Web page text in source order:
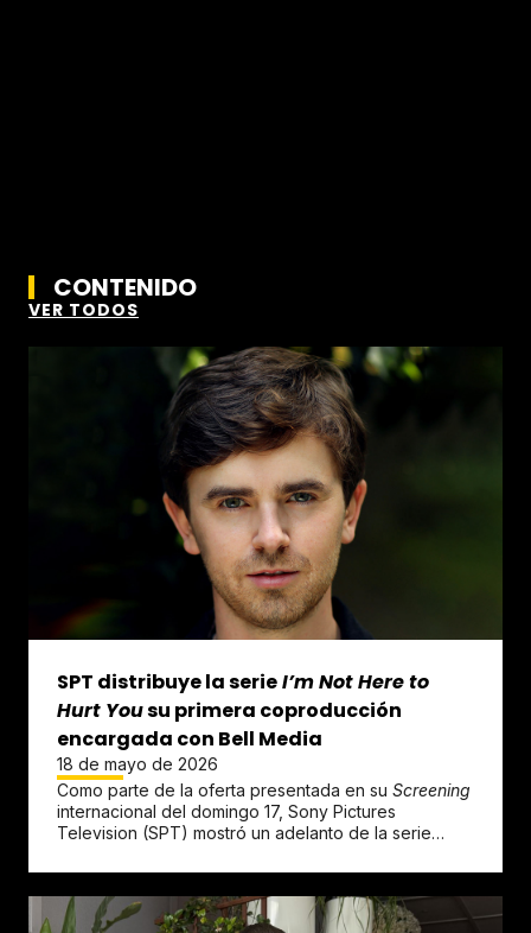
CONTENIDO
VER TODOS
SPT distribuye la serieI’m Not Here to
Hurt Yousu primera coproducción
encargada con Bell Media
18 de mayo de 2026
Como parte de la oferta presentada en su Screening
internacional del domingo 17, Sony Pictures
Television (SPT) mostró un adelanto de la serie